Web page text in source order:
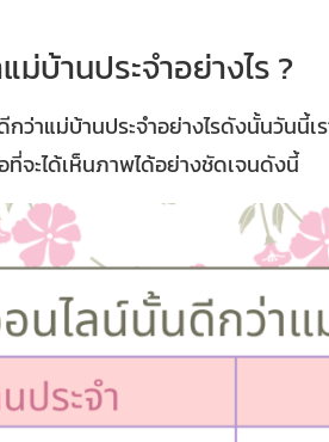
บ้านประจำอย่างไร ?
แม่บ้านประจำอย่างไรดังนั้นวันนี้เ
จะได้เห็นภาพได้อย่างชัดเจนดังนี้